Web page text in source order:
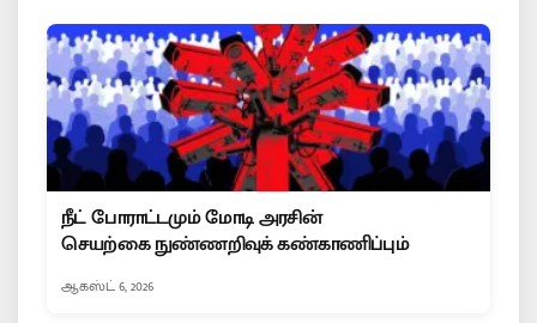
நீட் போராட்டமும் மோடி அரசின்
செயற்கை நுண்ணறிவுக் கண்காணிப்பும்
ஆகஸ்ட் 6, 2026